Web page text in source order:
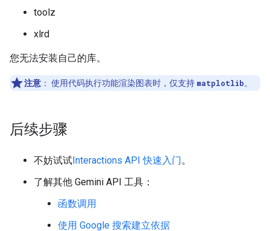
toolz
xlrd
您无法安装自己的库。
注意 ： 使用代码执行功能渲染图表时，仅支持 matplotlib。
后续步骤
不妨试试 Interactions API 快速入门。
了解其他 Gemini API 工具：
函数调用
使用 Google 搜索建立依据